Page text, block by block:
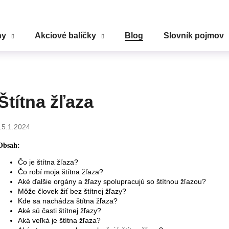
Akciové balíčky Blog Slovník pojmov
žľaza
Čo je štítna žľaza?
Čo robí moja štítna žľaza?
Aké ďalšie orgány a žľazy spolupracujú so štítnou žľazou?
Môže človek žiť bez štítnej žľazy?
Kde sa nachádza štítna žľaza?
Aké sú časti štítnej žľazy?
Aká veľká je štítna žľaza?
Čo potrebujete nájsť?